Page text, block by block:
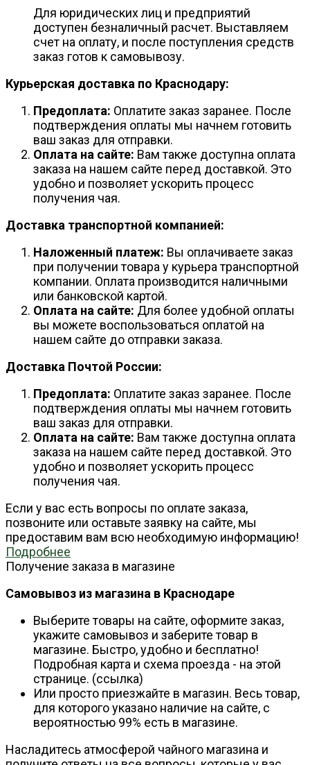
Для юридических лиц и предприятий
доступен безналичный расчет. Выставляем
счет на оплату, и после поступления средств
заказ готов к самовывозу.
Курьерская доставка по Краснодару:
Предоплата: Оплатите заказ заранее. После
подтверждения оплаты мы начнем готовить
ваш заказ для отправки.
Оплата на сайте: Вам также доступна оплата
заказа на нашем сайте перед доставкой. Это
удобно и позволяет ускорить процесс
получения чая.
Доставка транспортной компанией:
Наложенный платеж: Вы оплачиваете заказ
при получении товара у курьера транспортной
компании. Оплата производится наличными
или банковской картой.
Оплата на сайте: Для более удобной оплаты
вы можете воспользоваться оплатой на
нашем сайте до отправки заказа.
Доставка Почтой России:
Предоплата: Оплатите заказ заранее. После
подтверждения оплаты мы начнем готовить
ваш заказ для отправки.
Оплата на сайте: Вам также доступна оплата
заказа на нашем сайте перед доставкой. Это
удобно и позволяет ускорить процесс
получения чая.
Если у вас есть вопросы по оплате заказа,
позвоните или оставьте заявку на сайте, мы
предоставим вам всю необходимую информацию!
Подробнее
Получение заказа в магазине
Самовывоз из магазина в Краснодаре
Выберите товары на сайте, оформите заказ,
укажите самовывоз и заберите товар в
магазине. Быстро, удобно и бесплатно!
Подробная карта и схема проезда - на этой
странице. (ссылка)
Или просто приезжайте в магазин. Весь товар,
для которого указано наличие на сайте, с
вероятностью 99% есть в магазине.
Насладитесь атмосферой чайного магазина и